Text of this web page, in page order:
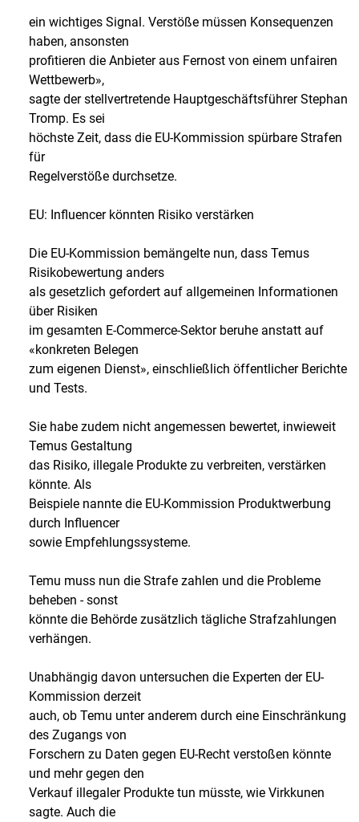
ein wichtiges Signal. Verstöße müssen Konsequenzen
haben, ansonsten
profitieren die Anbieter aus Fernost von einem unfairen
Wettbewerb»,
sagte der stellvertretende Hauptgeschäftsführer Stephan
Tromp. Es sei
höchste Zeit, dass die EU-Kommission spürbare Strafen
für
Regelverstöße durchsetze.
EU: Influencer könnten Risiko verstärken
Die EU-Kommission bemängelte nun, dass Temus
Risikobewertung anders
als gesetzlich gefordert auf allgemeinen Informationen
über Risiken
im gesamten E-Commerce-Sektor beruhe anstatt auf
«konkreten Belegen
zum eigenen Dienst», einschließlich öffentlicher Berichte
und Tests.
Sie habe zudem nicht angemessen bewertet, inwieweit
Temus Gestaltung
das Risiko, illegale Produkte zu verbreiten, verstärken
könnte. Als
Beispiele nannte die EU-Kommission Produktwerbung
durch Influencer
sowie Empfehlungssysteme.
Temu muss nun die Strafe zahlen und die Probleme
beheben - sonst
könnte die Behörde zusätzlich tägliche Strafzahlungen
verhängen.
Unabhängig davon untersuchen die Experten der EU-
Kommission derzeit
auch, ob Temu unter anderem durch eine Einschränkung
des Zugangs von
Forschern zu Daten gegen EU-Recht verstoßen könnte
und mehr gegen den
Verkauf illegaler Produkte tun müsste, wie Virkkunen
sagte. Auch die